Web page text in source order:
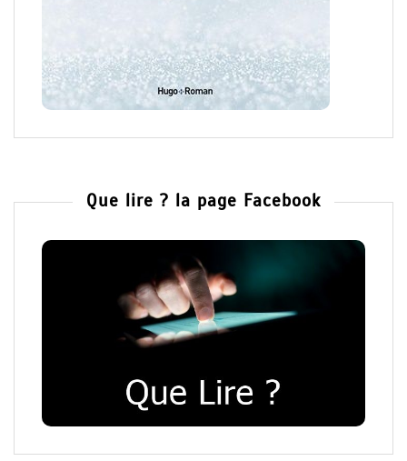
Que lire ? la page Facebook